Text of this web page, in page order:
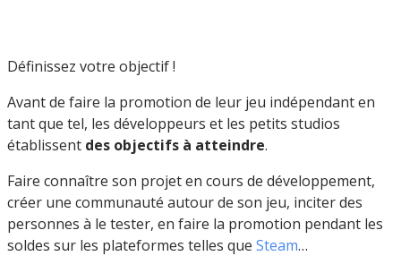
Définissez votre objectif !
Avant de faire la promotion de leur jeu indépendant en
tant que tel, les développeurs et les petits studios
établissent des objectifs à atteindre.
Faire connaître son projet en cours de développement,
créer une communauté autour de son jeu, inciter des
personnes à le tester, en faire la promotion pendant les
soldes sur les plateformes telles que Steam…